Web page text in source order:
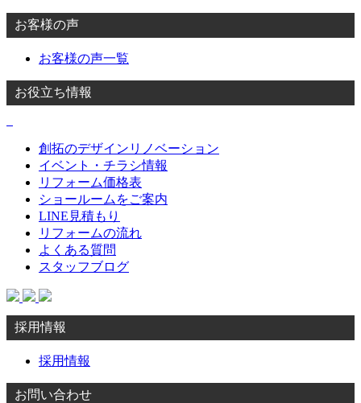
お客様の声
お客様の声一覧
お役立ち情報
創拓のデザインリノベーション
イベント・チラシ情報
リフォーム価格表
ショールームをご案内
LINE見積もり
リフォームの流れ
よくある質問
スタッフブログ
採用情報
採用情報
お問い合わせ